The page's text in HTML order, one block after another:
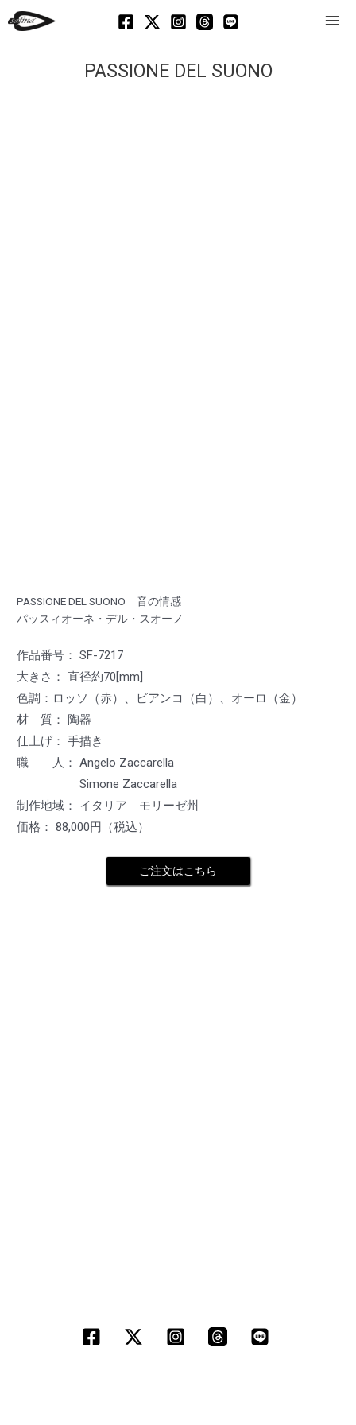
PASSIONE DEL SUONO
PASSIONE DEL SUONO 音の情感
パッスィオーネ・デル・スオーノ
作品番号： SF-7217
大きさ： 直径約70[mm]
色調：ロッソ（赤）、ビアンコ（白）、オーロ（金）
材 質： 陶器
仕上げ： 手描き
職 人： Angelo Zaccarella
Simone Zaccarella
制作地域： イタリア モリーゼ州
価格： 88,000円（税込）
ご注文はこちら